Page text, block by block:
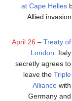
at Cape Helles
Allied
April 26 –Treaty of
London: Italy
secretly agrees to
leave theTriple
Alliance with
Germany and